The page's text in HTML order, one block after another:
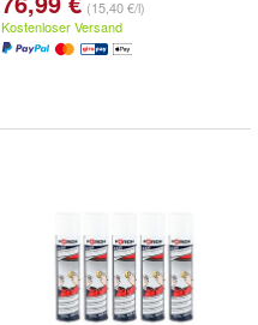
(15,40 €/l)
Kostenloser Versand